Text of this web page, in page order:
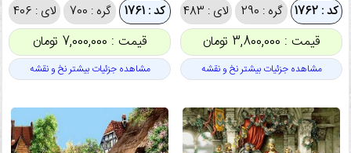
کد : 1762 گره : 290 لای : 483
قیمت : 3,800,000 تومان
مشاهده جزئیات بیشتر نخ و نقشه
کد : 1761 گره : 700 لای : 406
قیمت : 7,000,000 تومان
مشاهده جزئیات بیشتر نخ و نقشه